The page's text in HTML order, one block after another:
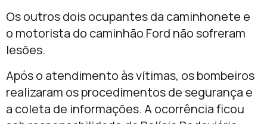
Os outros dois ocupantes da caminhonete e
o motorista do caminhão Ford não sofreram
lesões.
Após o atendimento às vítimas, os bombeiros
realizaram os procedimentos de segurança e
a coleta de informações. A ocorrência ficou